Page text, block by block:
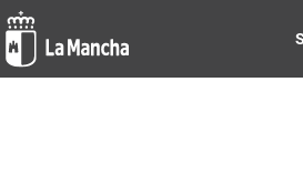
la región de